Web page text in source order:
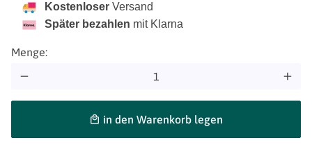
Kostenloser Versand
Später bezahlen mit Klarna
Menge:
remove
add
local_mall in den Warenkorb legen